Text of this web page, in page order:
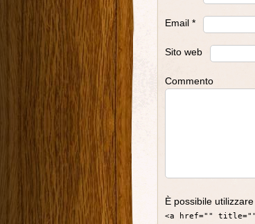
Email *
Sito web
Commento
È possibile
<a href=""